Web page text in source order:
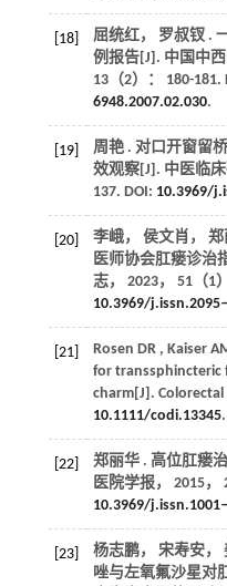
[18]
屈统红， 罗叔钗 .
例报告[J]. 中国中
13（2）： 180-181.
6948.2007.02.030.
[19]
周艳 . 对口开窗留
效观察[J]. 中医临
137. DOI: 10.3969/
[20]
李峨， 侯文肖，
医师协会肛瘘诊治
志， 2023， 51（1
10.3969/
[21] Rosen DR , Kaiser
for
charm[J]. Colorectal
10.1111/codi.13345.
[22] 郑丽华 . 高位肛瘘
医院学报， 2015，
10.3969/
[23] 杨志鹏， 宋寿安，
唑与左氧氟沙星对